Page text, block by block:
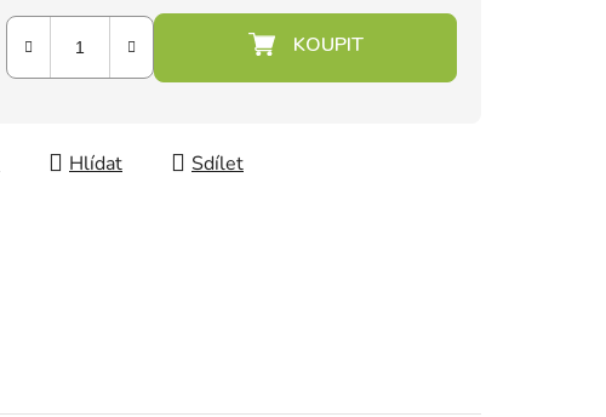
Hlídat Sdílet